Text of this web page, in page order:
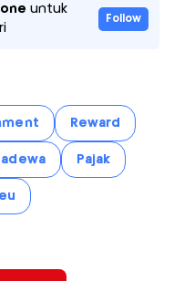
untuk
Follow
Reward
Pajak